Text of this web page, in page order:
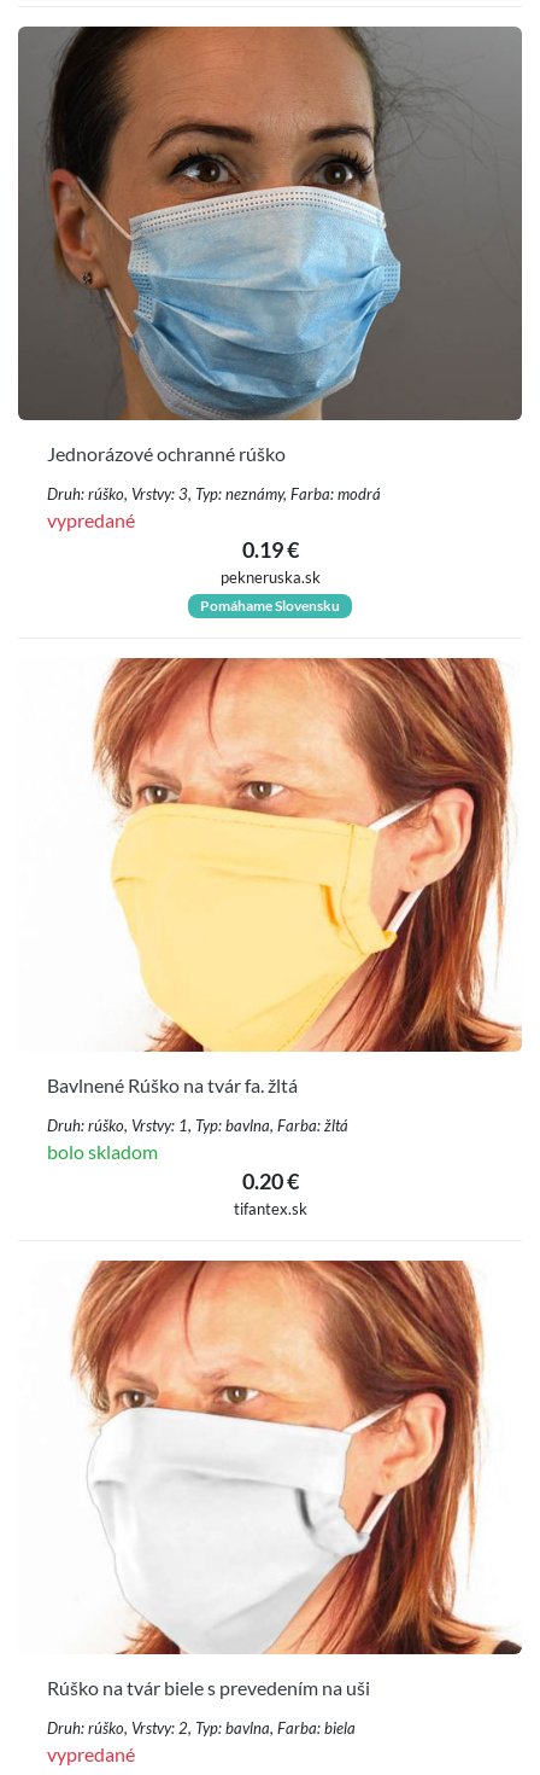
Jednorázové ochranné rúško
Druh: rúško, Vrstvy: 3, Typ: neznámy, Farba: modrá
vypredané
0.19 €
pekneruska.sk
Pomáhame Slovensku
Bavlnené Rúško na tvár fa. žltá
Druh: rúško, Vrstvy: 1, Typ: bavlna, Farba: žltá
bolo skladom
0.20 €
tifantex.sk
Rúško na tvár biele s prevedením na uši
Druh: rúško, Vrstvy: 2, Typ: bavlna, Farba: biela
vypredané